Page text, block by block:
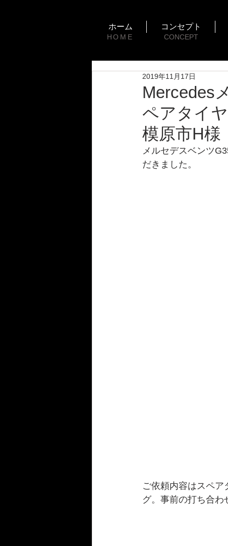
ホーム コンセプト
HOME CONCEPT
Mercedes
ペアタイ
模原市H様
2019年11月17日
メルセデスベンツ
だきました。
ご依頼内容はスペ
グ。事前の打ち合わ